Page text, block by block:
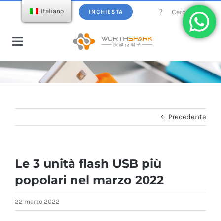
INCHIESTA Cercare:
Attiva/disattiva
navigazione
Casa
Caricatore senza fili
Power bank
Informazioni su WorthSpark
Blog
Precedente
Le 3 unità flash USB più
popolari nel marzo 2022
22 marzo 2022
Italiano